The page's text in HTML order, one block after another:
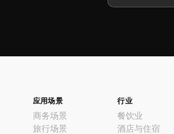
应用场景
商务场景
旅行场景
行业
餐饮业
酒店与住宿